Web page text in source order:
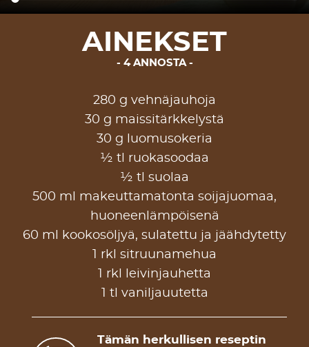
AINEKSET
4 ANNOSTA
280 g vehnäjauhoja
30 g maissitärkkelystä
30 g luomusokeria
½ tl ruokasoodaa
½ tl suolaa
500 ml makeuttamatonta soijajuomaa,
huoneenlämpöisenä
60 ml kookosöljyä, sulatettu ja jäähdytetty
1 rkl sitruunamehua
1 rkl leivinjauhetta
1 tl vaniljauutetta
Tämän herkullisen reseptin